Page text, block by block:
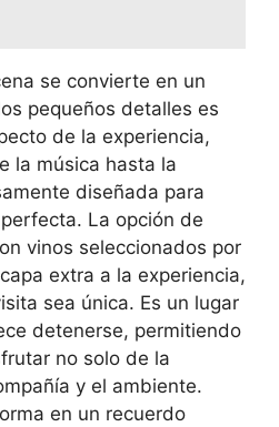
se convierte en un
pequeños detalles es
de la experiencia,
la música hasta la
diseñada para
La opción de
vinos seleccionados por
extra a la experiencia,
sea única. Es un lugar
detenerse, permitiendo
no solo de la
y el ambiente.
en un recuerdo